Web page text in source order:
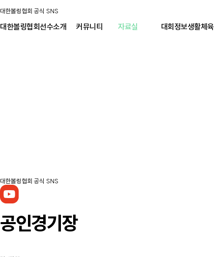
대한볼링협회 공식 SNS
대한볼링협회선수소개 커뮤니티 자료실 대회정보생활체육
대한볼링협회 공식 SNS
공인경기장